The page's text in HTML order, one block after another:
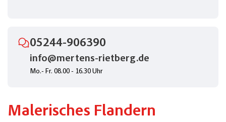
Malerisches Flandern
05244-906390
info@mertens-rietberg.de
Mo.- Fr. 08.00 - 16.30 Uhr